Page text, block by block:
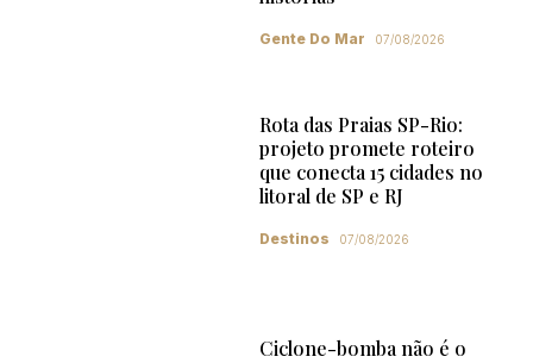
Gente Do Mar 07/08/2026
Rota das Praias SP-Rio:
projeto promete roteiro
que conecta 15 cidades no
litoral de SP e RJ
Destinos 07/08/2026
Ciclone-bomba não é o